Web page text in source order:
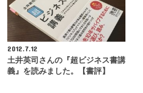
2012.7.12
土井英司さんの『超ビジネス書講
義』を読みました。【書評】